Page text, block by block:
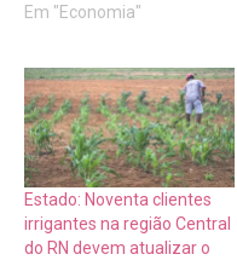
Em "Economia"
Estado: Noventa clientes
irrigantes na região Central
do RN devem atualizar o